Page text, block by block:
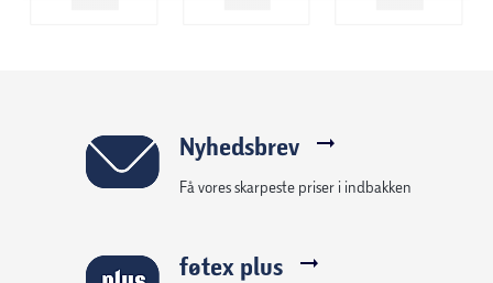
Nyhedsbrev
Få vores skarpeste priser i indbakken
føtex plus